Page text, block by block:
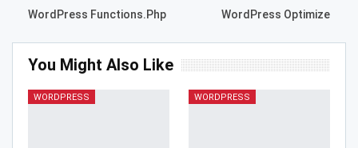
WordPress Functions.Php WordPress Optimize
You Might Also Like
WORDPRESS WORDPRESS